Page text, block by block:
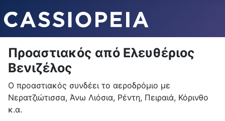
Προαστιακός από Ελευθέριος
Βενιζέλος
Ο προαστιακός συνδέει το αεροδρόμιο με
Νερατζιώτισσα, Άνω Λιόσια, Ρέντη, Πειραιά, Κόρινθο
κ.α.